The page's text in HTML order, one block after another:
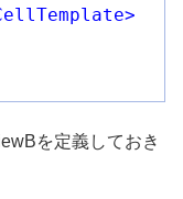
>
を定義しておき